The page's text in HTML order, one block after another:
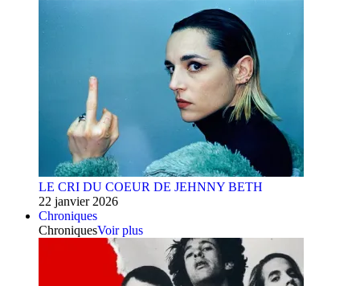
LE CRI DU COEUR DE JEHNNY BETH
22 janvier 2026
Chroniques
ChroniquesVoir plus